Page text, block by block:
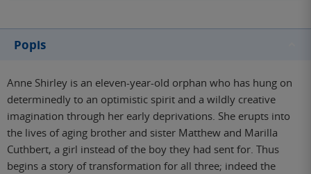
Popis
Anne Shirley is an eleven-year-old orphan who has hung on
determinedly to an optimistic spirit and a wildly creative
imagination through her early deprivations. She erupts into
the lives of aging brother and sister Matthew and Marilla
Cuthbert, a girl instead of the boy they had sent for. Thus
begins a story of transformation for all three; indeed the